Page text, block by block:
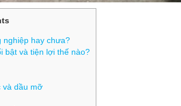
hay chưa?
bật và tiện lợi thế nào?
và dầu mỡ